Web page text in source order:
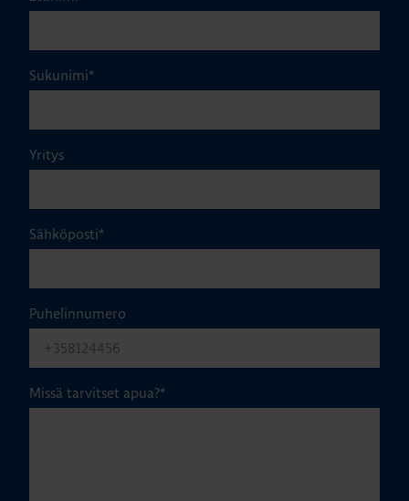
Sukunimi*
Yritys
Sähköposti*
Puhelinnumero
Missä tarvitset apua?*